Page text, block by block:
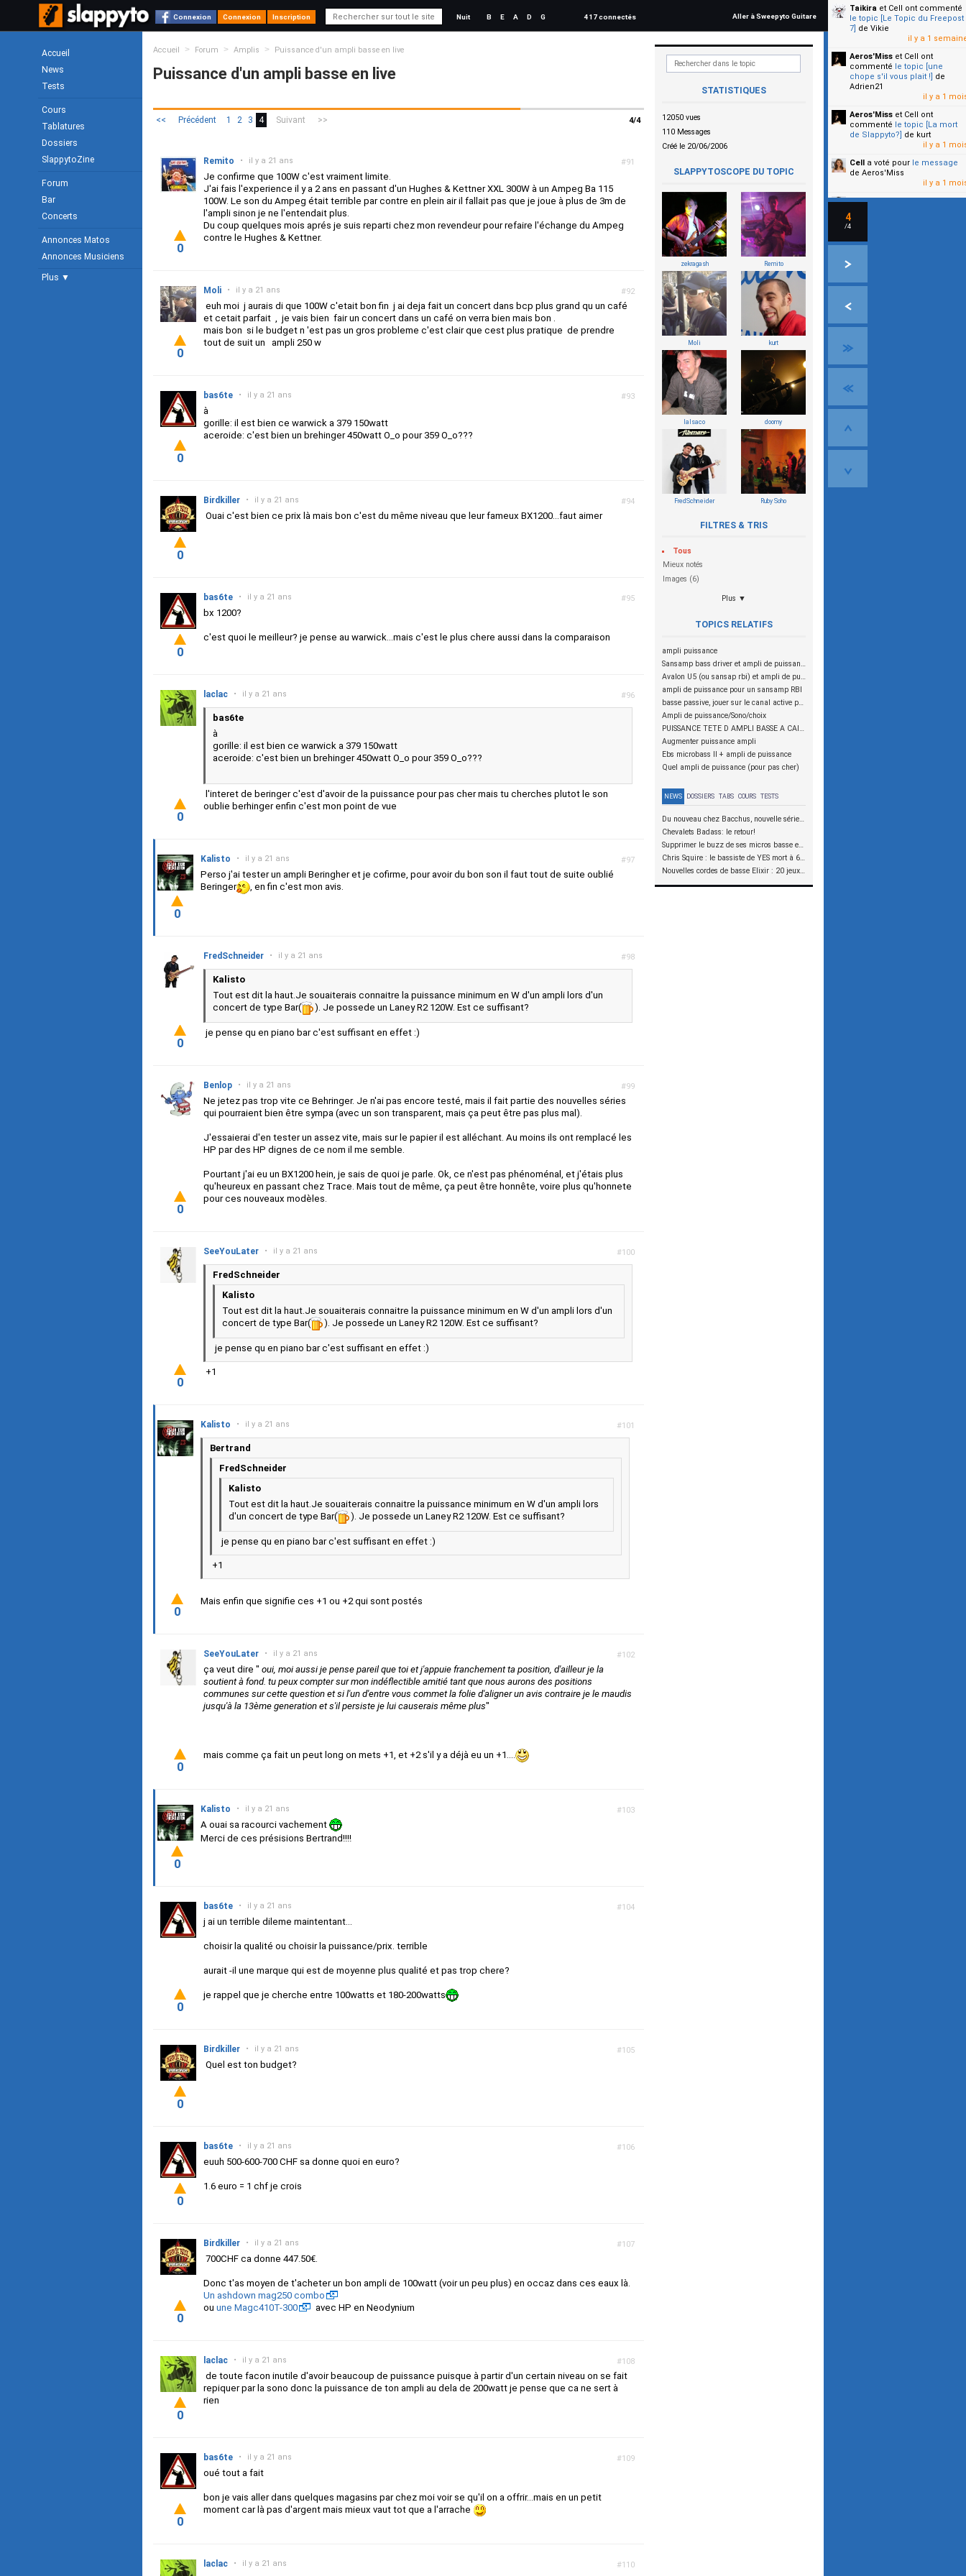
Connexion Connexion Inscription Nuit B E A D G 417 connectés Aller à Sweepyto Guitare
Accueil
News
Tests
Cours
Tablatures
Dossiers
SlappytoZine
Forum
Bar
Concerts
Annonces Matos
Annonces Musiciens
Plus ▼
Accueil > Forum > Amplis > Puissance d'un ampli basse en live
Puissance d'un ampli basse en live
STATISTIQUES
12050 vues
110 Messages
Créé le 20/06/2006
SLAPPYTOSCOPE DU TOPIC
zekragash Remito
Moli kurt
lalsaco doomy
FredSchneider Ruby Soho
FILTRES & TRIS
Tous
Mieux notés
Images (6)
Plus ▼
TOPICS RELATIFS
ampli puissance
Sansamp bass driver et ampli de puissance : Impédance suiffisante ?
Avalon U5 (ou sansap rbi) et ampli de puissance
ampli de puissance pour un sansamp RBI
basse passive, jouer sur le canal active pour atténuer la puissance d'une tête d'ampli
Ampli de puissance/Sono/choix
PUISSANCE TETE D AMPLI BASSE A CAISSON
Augmenter puissance ampli
Ebs microbass II + ampli de puissance
Quel ampli de puissance (pour pas cher)
NEWS DOSSIERS TABS COURS TESTS
Du nouveau chez Bacchus, nouvelle série SCD
Chevalets Badass: le retour!
Supprimer le buzz de ses micros basse en reliant les aimants à la masse
Chris Squire : le bassiste de YES mort à 67 ans
Nouvelles cordes de basse Elixir : 20 jeux à tester !
4/4
<< Précédent 1 2 3 4 Suivant >>
#91
Remito • il y a 21 ans
Je confirme que 100W c'est vraiment limite.
J'ai fais l'experience il y a 2 ans en passant d'un Hughes & Kettner XXL 300W à un Ampeg Ba 115
100W. Le son du Ampeg était terrible par contre en plein air il fallait pas que je joue à plus de 3m de
l'ampli sinon je ne l'entendait plus.
Du coup quelques mois aprés je suis reparti chez mon revendeur pour refaire l'échange du Ampeg
contre le Hughes & Kettner.
0
#92
Moli • il y a 21 ans
euh moi j aurais di que 100W c'etait bon fin j ai deja fait un concert dans bcp plus grand qu un café
et cetait parfait , je vais bien fair un concert dans un café on verra bien mais bon .
mais bon si le budget n 'est pas un gros probleme c'est clair que cest plus pratique de prendre
tout de suit un ampli 250 w
0
#93
bas6te • il y a 21 ans
à
gorille: il est bien ce warwick a 379 150watt
aceroide: c'est bien un brehinger 450watt O_o pour 359 O_o???
0
#94
Birdkiller • il y a 21 ans
Ouai c'est bien ce prix là mais bon c'est du même niveau que leur fameux BX1200...faut aimer
0
#95
bas6te • il y a 21 ans
bx 1200?
c'est quoi le meilleur? je pense au warwick...mais c'est le plus chere aussi dans la comparaison
0
#96
laclac • il y a 21 ans
bas6te
à
gorille: il est bien ce warwick a 379 150watt
aceroide: c'est bien un brehinger 450watt O_o pour 359 O_o???
l'interet de beringer c'est d'avoir de la puissance pour pas cher mais tu cherches plutot le son
oublie berhinger enfin c'est mon point de vue
0
#97
Kalisto • il y a 21 ans
Perso j'ai tester un ampli Beringher et je cofirme, pour avoir du bon son il faut tout de suite oublié
Beringer
, en fin c'est mon avis.
0
#98
FredSchneider • il y a 21 ans
Kalisto
Tout est dit la haut.Je souaiterais connaitre la puissance minimum en W d'un ampli lors d'un
concert de type Bar(
). Je possede un Laney R2 120W. Est ce suffisant?
je pense qu en piano bar c'est suffisant en effet :)
0
#99
Benlop • il y a 21 ans
Ne jetez pas trop vite ce Behringer. Je n'ai pas encore testé, mais il fait partie des nouvelles séries
qui pourraient bien être sympa (avec un son transparent, mais ça peut être pas plus mal).
J'essaierai d'en tester un assez vite, mais sur le papier il est alléchant. Au moins ils ont remplacé les
HP par des HP dignes de ce nom il me semble.
Pourtant j'ai eu un BX1200 hein, je sais de quoi je parle. Ok, ce n'est pas phénoménal, et j'étais plus
qu'heureux en passant chez Trace. Mais tout de même, ça peut être honnête, voire plus qu'honnete
pour ces nouveaux modèles.
0
#100
SeeYouLater • il y a 21 ans
FredSchneider
Kalisto
Tout est dit la haut.Je souaiterais connaitre la puissance minimum en W d'un ampli lors d'un
concert de type Bar(
). Je possede un Laney R2 120W. Est ce suffisant?
je pense qu en piano bar c'est suffisant en effet :)
+1
0
#101
Kalisto • il y a 21 ans
Bertrand
FredSchneider
Kalisto
Tout est dit la haut.Je souaiterais connaitre la puissance minimum en W d'un ampli lors
d'un concert de type Bar(
). Je possede un Laney R2 120W. Est ce suffisant?
je pense qu en piano bar c'est suffisant en effet :)
+1
Mais enfin que signifie ces +1 ou +2 qui sont postés
0
#102
SeeYouLater • il y a 21 ans
ça veut dire " oui, moi aussi je pense pareil que toi et j'appuie franchement ta position, d'ailleur je la
soutient à fond. tu peux compter sur mon indéflectible amitié tant que nous aurons des positions
communes sur cette question et si l'un d'entre vous commet la folie d'aligner un avis contraire je le maudis
jusqu'à la 13ème generation et s'il persiste je lui causerais même plus"
mais comme ça fait un peut long on mets +1, et +2 s'il y a déjà eu un +1....
0
#103
Kalisto • il y a 21 ans
A ouai sa racourci vachement
Merci de ces présisions Bertrand!!!!
0
#104
bas6te • il y a 21 ans
j ai un terrible dileme maintentant...
choisir la qualité ou choisir la puissance/prix. terrible
aurait -il une marque qui est de moyenne plus qualité et pas trop chere?
je rappel que je cherche entre 100watts et 180-200watts
0
#105
Birdkiller • il y a 21 ans
Quel est ton budget?
0
#106
bas6te • il y a 21 ans
euuh 500-600-700 CHF sa donne quoi en euro?
1.6 euro = 1 chf je crois
0
#107
Birdkiller • il y a 21 ans
700CHF ca donne 447.50€.
Donc t'as moyen de t'acheter un bon ampli de 100watt (voir un peu plus) en occaz dans ces eaux là.
Un ashdown mag250 combo
ou une Magc410T-300 avec HP en Neodynium
0
#108
laclac • il y a 21 ans
de toute facon inutile d'avoir beaucoup de puissance puisque à partir d'un certain niveau on se fait
repiquer par la sono donc la puissance de ton ampli au dela de 200watt je pense que ca ne sert à
rien
0
#109
bas6te • il y a 21 ans
oué tout a fait
bon je vais aller dans quelques magasins par chez moi voir se qu'il on a offrir...mais en un petit
moment car là pas d'argent mais mieux vaut tot que a l'arrache
0
#110
laclac • il y a 21 ans
4
/4
Taikira et Cell ont commenté
le topic [Le Topic du Freepost
7] de Vikie
il y a 1
Aeros'Miss et Cell ont
commenté le topic [une
chope s'il vous plait !] de
Adrien21
il y a 1
Aeros'Miss et Cell ont
commenté le topic [La mort
de Slappyto?] de kurt
il y a 1
Cell a voté pour le message
de Aeros'Miss
il y a 1
Cella voté pourle message
de Malicia